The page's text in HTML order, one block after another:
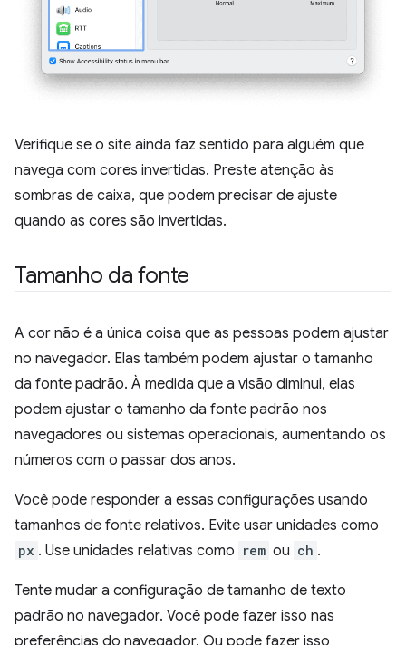
Verifique se o site ainda faz sentido para alguém que
navega com cores invertidas. Preste atenção às
sombras de caixa, que podem precisar de ajuste
quando as cores são invertidas.
Tamanho da fonte
A cor não é a única coisa que as pessoas podem ajustar
no navegador. Elas também podem ajustar o tamanho
da fonte padrão. À medida que a visão diminui, elas
podem ajustar o tamanho da fonte padrão nos
navegadores ou sistemas operacionais, aumentando os
números com o passar dos anos.
Você pode responder a essas configurações usando
tamanhos de fonte relativos. Evite usar unidades como
px . Use unidades relativas como rem ou ch .
Tente mudar a configuração de tamanho de texto
padrão no navegador. Você pode fazer isso nas